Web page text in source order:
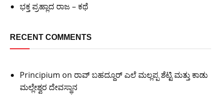
ಭಕ್ತ ಪ್ರಹ್ಲಾದ ರಾಜ – ಕಥೆ
RECENT COMMENTS
Principium on ರಾವ್ ಬಹದ್ದೂರ್ ಎಲೆ ಮಲ್ಲಪ್ಪ ಶೆಟ್ಟಿ ಮತ್ತು ಕಾಡು
ಮಲ್ಲೇಶ್ವರ ದೇವಸ್ಥಾನ